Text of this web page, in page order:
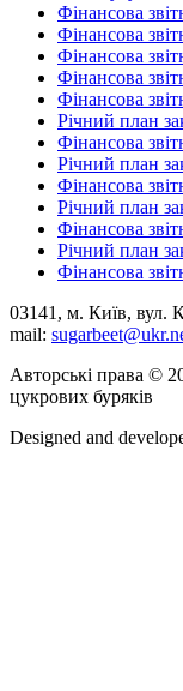
Фінансова
Фінансова
Фінансова
Фінансова
Фінансова
Річний план
Фінансова
Річний план
Фінансова
Річний план
Фінансова
Річний план
Фінансова
03141, м. Київ, вул.
mail:
Авторські права ©
цукрових буряків
Designed and